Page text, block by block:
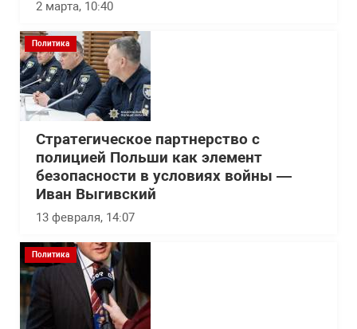
2 марта, 10:40
Политика
Стратегическое партнерство с
полицией Польши как элемент
безопасности в условиях войны —
Иван Выгивский
13 февраля, 14:07
Политика